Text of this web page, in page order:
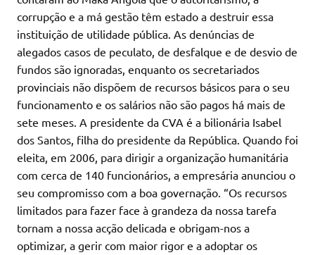
corrupção e a má gestão têm estado a destruir essa
instituição de utilidade pública. As denúncias de
alegados casos de peculato, de desfalque e de desvio de
fundos são ignoradas, enquanto os secretariados
provinciais não dispõem de recursos básicos para o seu
funcionamento e os salários não são pagos há mais de
sete meses. A presidente da CVA é a bilionária Isabel
dos Santos, filha do presidente da República. Quando foi
eleita, em 2006, para dirigir a organização humanitária
com cerca de 140 funcionários, a empresária anunciou o
seu compromisso com a boa governação. “Os recursos
limitados para fazer face à grandeza da nossa tarefa
tornam a nossa acção delicada e obrigam-nos a
optimizar, a gerir com maior rigor e a adoptar os